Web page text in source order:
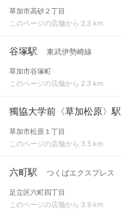
草加市高砂２丁目
このページの店舗から 2.3 km
谷塚駅 東武伊勢崎線
草加市谷塚町
このページの店舗から 2.3 km
獨協大学前〈草加松原〉駅
草加市松原１丁目
このページの店舗から 3.5 km
六町駅 つくばエクスプレス
足立区六町四丁目
このページの店舗から 3.9 km